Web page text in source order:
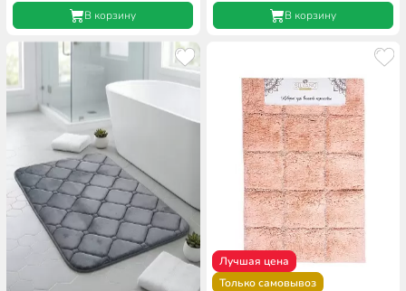
В корзину В корзину
Лучшая цена
Только самовывоз